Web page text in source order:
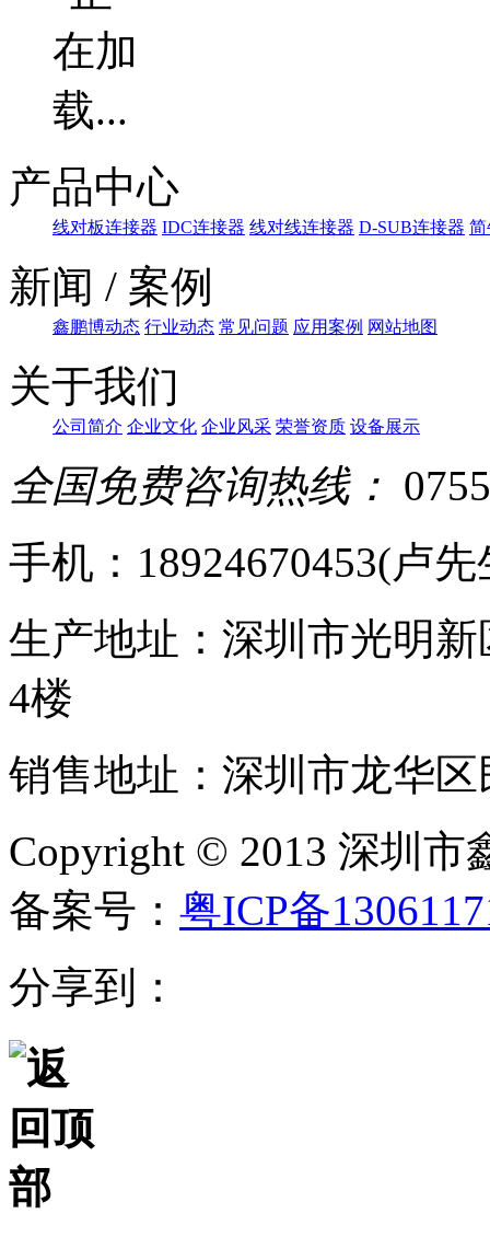
产品中心
线对板连接器 IDC连接器 线对线连接器 D-SUB连接器 简
新闻 / 案例
鑫鹏博动态 行业动态 常见问题 应用案例 网站地图
关于我们
公司简介 企业文化 企业风采 荣誉资质 设备展示
全国免费咨询热线：
手机：18924670453(卢
生产地址：深圳市光明
4楼
销售地址：深圳市龙华
Copyright © 2013 深
备案号： 粤ICP备
分享到：